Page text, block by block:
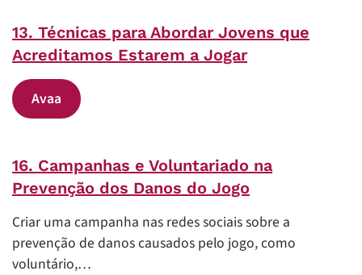
13. Técnicas para Abordar Jovens que
Acreditamos Estarem a Jogar
Avaa
16. Campanhas e Voluntariado na
Prevenção dos Danos do Jogo
Criar uma campanha nas redes sociais sobre a
prevenção de danos causados pelo jogo, como
voluntário,…